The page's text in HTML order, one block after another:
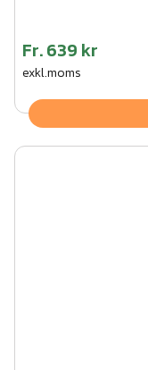
Fr.639 kr
exkl.moms